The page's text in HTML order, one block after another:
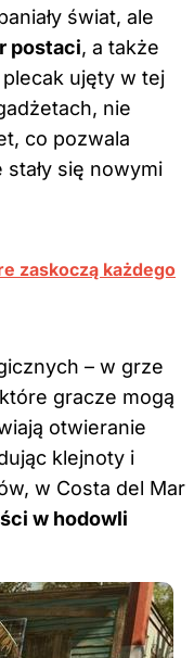
świat, ale
postaci, a także
ujęty w tej
nie
co pozwala
się nowymi
zaskoczą każdego
– w grze
gracze mogą
otwieranie
klejnoty i
w Costa del Mar
w hodowli